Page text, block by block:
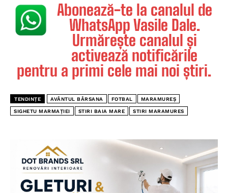
Abonează-te la canalul de
WhatsApp Vasile Dale.
Urmărește canalul și
activează notificările
pentru a primi cele mai noi știri.
TENDINȚE AVÂNTUL BÂRSANA FOTBAL MARAMUREȘ
SIGHETU MARMAȚIEI STIRI BAIA MARE STIRI MARAMURES